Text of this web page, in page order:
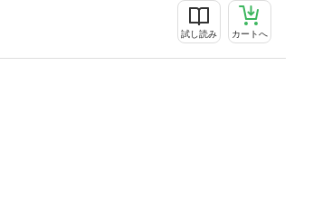
試し読み カートへ